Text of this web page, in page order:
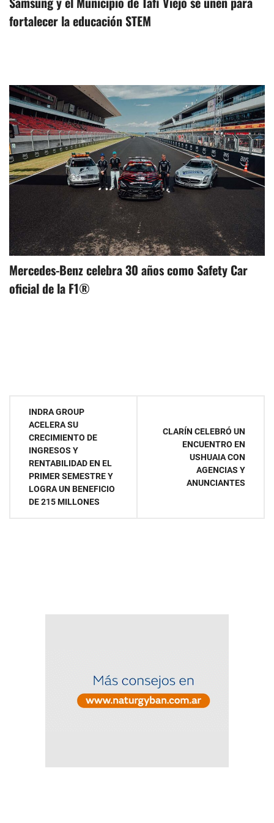
fortalecer la educación STEM
Mercedes-Benz celebra 30 años como Safety Car
oficial de la F1®
Navegación
entradas
INDRA GROUP
ACELERA SU
CRECIMIENTO DE
INGRESOS Y
RENTABILIDAD EN EL
PRIMER SEMESTRE Y
LOGRA UN BENEFICIO
DE 215 MILLONES
CLARÍN CELEBRÓ UN
ENCUENTRO EN
USHUAIA CON
AGENCIAS Y
ANUNCIANTES